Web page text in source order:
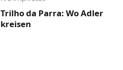
Trilho da Parra: Wo Adler
kreisen